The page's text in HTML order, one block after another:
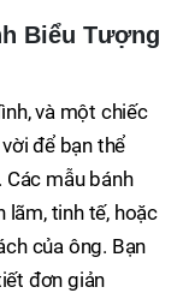
Biểu Tượng
và một chiếc
để bạn thể
mẫu bánh
tinh tế, hoặc
của ông. Bạn
đơn giản